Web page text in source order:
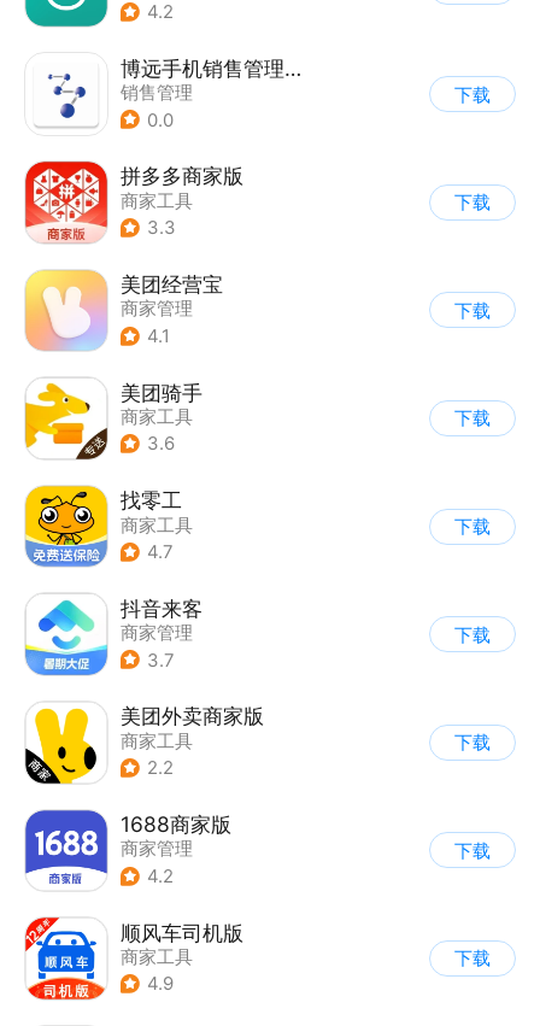
4.2
博远手机销售管理系统软件
销售管理
0.0
下载
拼多多商家版
商家工具
3.3
下载
美团经营宝
商家管理
4.1
下载
美团骑手
商家工具
3.6
下载
找零工
商家工具
4.7
下载
抖音来客
商家管理
3.7
下载
美团外卖商家版
商家工具
2.2
下载
1688商家版
商家管理
4.2
下载
顺风车司机版
商家工具
4.9
下载